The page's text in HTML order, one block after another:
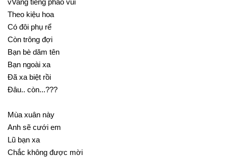
Theo kiệu hoa
Có đôi phụ rể
Còn trông đợi
Bạn bè dăm tên
Bạn ngoài xa
Đã xa biệt rồi
Đâu.. còn...???
Mùa xuân này
Anh sẽ cưới em
Lũ bạn xa
Chắc không được mời